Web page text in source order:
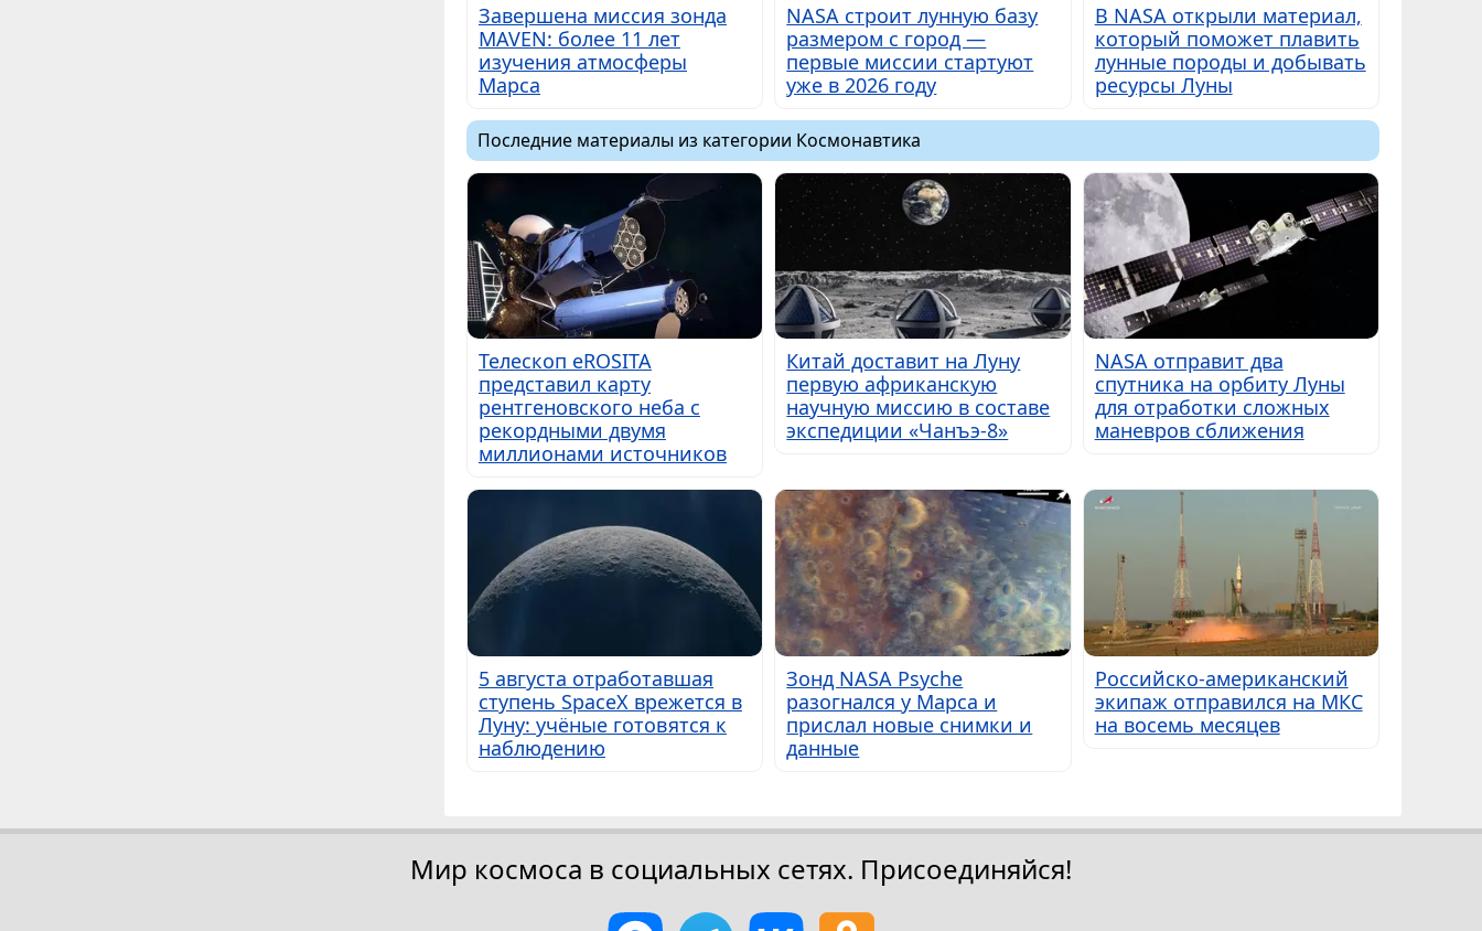
Завершена миссия зонда
MAVEN: более 11 лет
изучения атмосферы
Марса
NASA строит лунную базу
размером с город —
первые миссии стартуют
уже в 2026 году
В NASA открыли материал,
который поможет плавить
лунные породы и добывать
ресурсы Луны
Последние материалы из категории Космонавтика
Телескоп eROSITA
представил карту
рентгеновского неба с
рекордными двумя
миллионами источников
Китай доставит на Луну
первую африканскую
научную миссию в составе
экспедиции «Чанъэ-8»
NASA отправит два
спутника на орбиту Луны
для отработки сложных
маневров сближения
5 августа отработавшая
ступень SpaceX врежется в
Луну: учёные готовятся к
наблюдению
Зонд NASA Psyche
разогнался у Марса и
прислал новые снимки и
данные
Российско-американский
экипаж отправился на МКС
на восемь месяцев
Мир космоса в социальных сетях. Присоединяйся!